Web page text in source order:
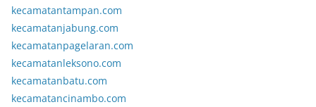
kecamatantampan.com
kecamatanjabung.com
kecamatanpagelaran.com
kecamatanleksono.com
kecamatanbatu.com
kecamatancinambo.com